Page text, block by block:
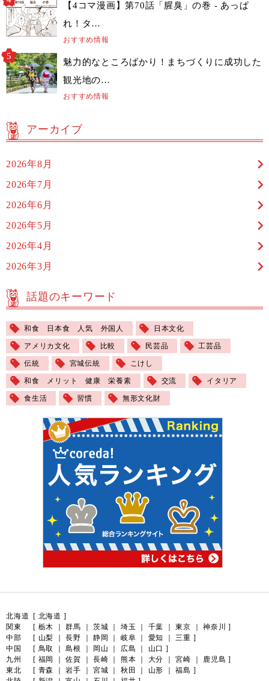
【4コマ漫画】第70話「腥臭」の巻 - あっぱ
れ！タ…
おすすめ情報
魅力的なところばかり！まちづくりに成功した
観光地の…
おすすめ情報
アーカイブ
2026年8月
2026年7月
2026年6月
2026年5月
2026年4月
2026年3月
話題のキーワード
和食 日本食 人気 外国人 日本文化
アメリカ文化 比較 民芸品 工芸品
伝統 宮城伝統 こけし
和食 メリット 健康 栄養素 交流 イタリア
食生活 習慣 無形文化財
北海道 [ 北海道 ]
関東
[ 栃木 ｜群馬 茨城 埼玉 千葉 ｜東京 神奈川
]
中部
[ 山梨 ｜長野 静岡 岐阜 愛知 ｜三重 ]
中国
[ 鳥取 ｜島根 岡山 広島 山口 ]
九州
[ 福岡 ｜佐賀 長崎 熊本 大分 ｜宮崎 鹿児島 ]
東北
[ 青森 ｜岩手 宮城 秋田 山形 ｜福島 ]